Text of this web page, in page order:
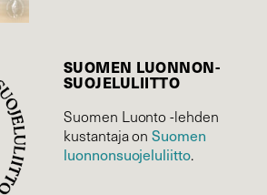
SUOMEN LUONNON­
SUOJELU­LIITTO
Suomen Luonto -lehden
kustantaja onSuomen
luonnonsuojelu­liitto.